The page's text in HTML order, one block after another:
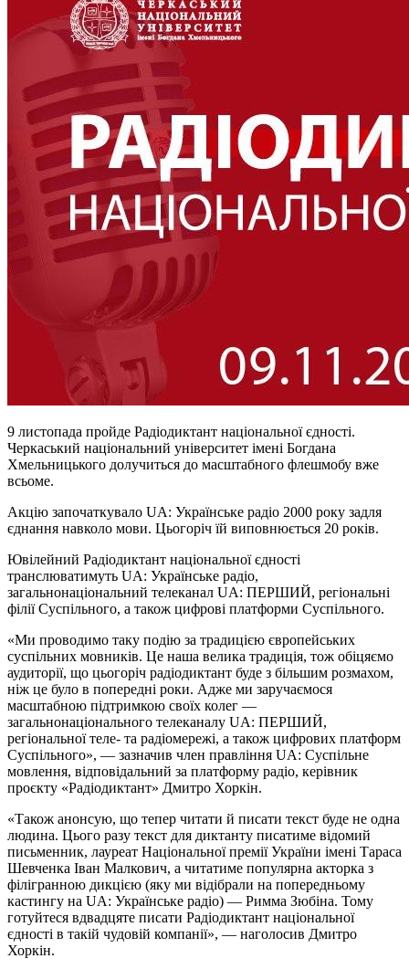
9 листопада пройде Радіодиктант національної єдності.
Черкаський національний університет імені Богдана
Хмельницького долучиться до масштабного флешмобу вже
всьоме.
Акцію започаткувало UA: Українське радіо 2000 року задля
єднання навколо мови. Цьогоріч їй виповнюється 20 років.
Ювілейний Радіодиктант національної єдності
транслюватимуть UA: Українське радіо,
загальнонаціональний телеканал UA: ПЕРШИЙ, регіональні
філії Суспільного, а також цифрові платформи Суспільного.
«Ми проводимо таку подію за традицією європейських
суспільних мовників. Це наша велика традиція, тож обіцяємо
аудиторії, що цьогоріч радіодиктант буде з більшим розмахом,
ніж це було в попередні роки. Адже ми заручаємося
масштабною підтримкою своїх колег —
загальнонаціонального телеканалу UA: ПЕРШИЙ,
регіональної теле- та радіомережі, а також цифрових платформ
Суспільного», — зазначив член правління UA: Суспільне
мовлення, відповідальний за платформу радіо, керівник
проєкту «Радіодиктант» Дмитро Хоркін.
«Також анонсую, що тепер читати й писати текст буде не одна
людина. Цього разу текст для диктанту писатиме відомий
письменник, лауреат Національної премії України імені Тараса
Шевченка Іван Малкович, а читатиме популярна акторка з
філігранною дикцією (яку ми відібрали на попередньому
кастингу на UA: Українське радіо) — Римма Зюбіна. Тому
готуйтеся вдвадцяте писати Радіодиктант національної
єдності в такій чудовій компанії», — наголосив Дмитро
Хоркін.